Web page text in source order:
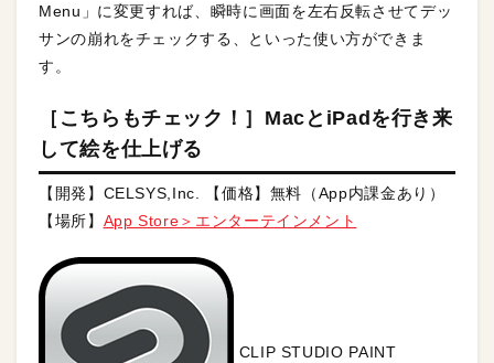
Menu」に変更すれば、瞬時に画面を左右反転させてデッ
サンの崩れをチェックする、といった使い方ができま
す。
［こちらもチェック！］MacとiPadを行き来
して絵を仕上げる
【開発】CELSYS,Inc. 【価格】無料（App内課金あり）
【場所】 App Store＞エンターテインメント
CLIP STUDIO PAINT